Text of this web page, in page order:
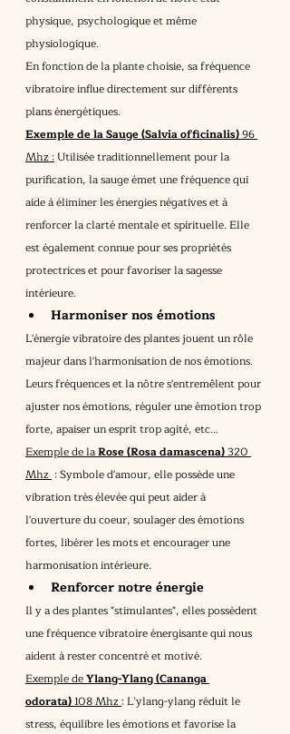
physique, psychologique et même
physiologique.
En fonction de la plante choisie, sa fréquence
vibratoire influe directement sur différents
plans énergétiques.
Exemple de la Sauge (Salvia officinalis) 96
Mhz : Utilisée traditionnellement pour la
purification, la sauge émet une fréquence qui
aide à éliminer les énergies négatives et à
renforcer la clarté mentale et spirituelle. Elle
est également connue pour ses propriétés
protectrices et pour favoriser la sagesse
intérieure.
Harmoniser nos émotions
L'énergie vibratoire des plantes jouent un rôle
majeur dans l'harmonisation de nos émotions.
Leurs fréquences et la nôtre s'entremêlent pour
ajuster nos émotions, réguler une émotion trop
forte, apaiser un esprit trop agité, etc...
Exemple de la Rose (Rosa damascena) 320
Mhz : Symbole d'amour, elle possède une
vibration très élevée qui peut aider à
l'ouverture du coeur, soulager des émotions
fortes, libérer les mots et encourager une
harmonisation intérieure.
Renforcer notre énergie
Il y a des plantes "stimulantes", elles possèdent
une fréquence vibratoire énergisante qui nous
aident à rester concentré et motivé.
Exemple de Ylang-Ylang (Cananga
odorata) 108 Mhz :L’ylang-ylang réduit le
stress, équilibre les émotions et favorise la